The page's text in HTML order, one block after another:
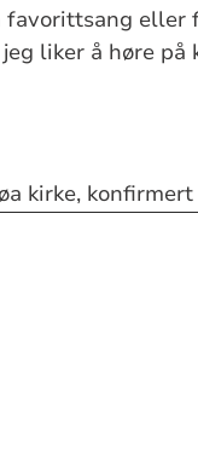
favorittsang eller
liker å høre på
kirke,